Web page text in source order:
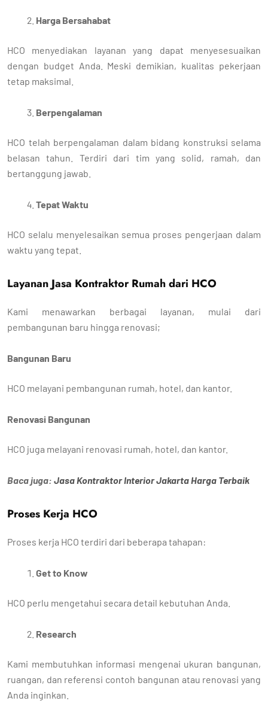
Harga Bersahabat
HCO menyediakan layanan yang dapat menyesesuaikan
dengan budget Anda. Meski demikian, kualitas pekerjaan
tetap maksimal.
Berpengalaman
HCO telah berpengalaman dalam bidang konstruksi selama
belasan tahun. Terdiri dari tim yang solid, ramah, dan
bertanggung jawab.
Tepat Waktu
HCO selalu menyelesaikan semua proses pengerjaan dalam
waktu yang tepat.
Layanan Jasa Kontraktor Rumah dari HCO
Kami menawarkan berbagai layanan, mulai dari
pembangunan baru hingga renovasi;
Bangunan Baru
HCO melayani pembangunan rumah, hotel, dan kantor.
Renovasi Bangunan
HCO juga melayani renovasi rumah, hotel, dan kantor.
Baca juga: Jasa Kontraktor Interior Jakarta Harga Terbaik
Proses Kerja HCO
Proses kerja HCO terdiri dari beberapa tahapan:
Get to Know
HCO perlu mengetahui secara detail kebutuhan Anda.
Research
Kami membutuhkan informasi mengenai ukuran bangunan,
ruangan, dan referensi contoh bangunan atau renovasi yang
Anda inginkan.